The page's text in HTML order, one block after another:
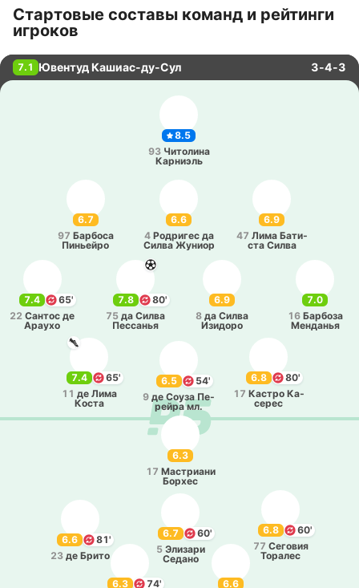
Стартовые составы команд и рейтинги
игроков
7.1 Ювентуд Кашиас-ду-Сул 3-4-3
8.5
93 Чи­то­ли­на
Ка­рниэль
6.6
4 Ро­дри­гес да
Силва Жуниор
6.7
97 Ба­рбо­са
Пи­ньей­ро
6.9
47 Лима Ба­ти­
ста Силва
7.0
16 Ба­рбо­за
Ме­нда­нья
6.9
8 да Силва
Изи­до­ро
7.4
65'
22 Сантос де
Араухо
7.8
80'
75 да Силва
Пе­сса­нья
7.4
65'
11 де Лима
Коста
6.8
80'
17 Кастро Ка­
се­рес
6.5
54'
9 де Соуза Пе­
рей­ра мл.
6.8
60'
77 Се­го­вия
То­ра­лес
6.6
6.6
81'
23 де Брито
6.7
60'
5 Эли­за­ри
Седано
6.3 74'
6.3
17 Ма­стриа­ни
Борхес